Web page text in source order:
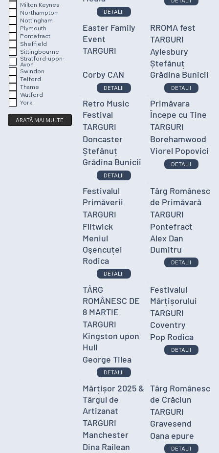
Milton Keynes
Northampton
Nottingham
Plymouth
Pontefract
Sheffield
Sittingbourne
Stratford-upon-
Avon
Swindon
Telford
Thame
Watford
York
ARATĂ MAI MULTE
DETALII
Easter Family
Event
TARGURI
Corby CAN
DETALII
RROMA fest
TARGURI
Aylesbury
Ștefănuț
Grădina Bunicii
DETALII
Retro Music
Festival
TARGURI
Doncaster
Ștefănuț
Grădina Bunicii
DETALII
Primăvara
Începe cu Tine
TARGURI
Borehamwood
Viorel Popovici
DETALII
Festivalul
Primăverii
TARGURI
Flitwick
Meniul
Oşencuței
Rodica
DETALII
Târg Românesc
de Primăvară
TARGURI
Pontefract
Alex Dan
Dumitru
DETALII
TÂRG
ROMÂNESC DE
8 MARTIE
TARGURI
Kingston upon
Hull
George Tilea
DETALII
Festivalul
Mărțișorului
TARGURI
Coventry
Pop Rodica
DETALII
Mărțișor 2025 &
Târgul de
Artizanat
TARGURI
Manchester
Dina Railean
Târg Românesc
de Crăciun
TARGURI
Gravesend
Oana epure
DETALII